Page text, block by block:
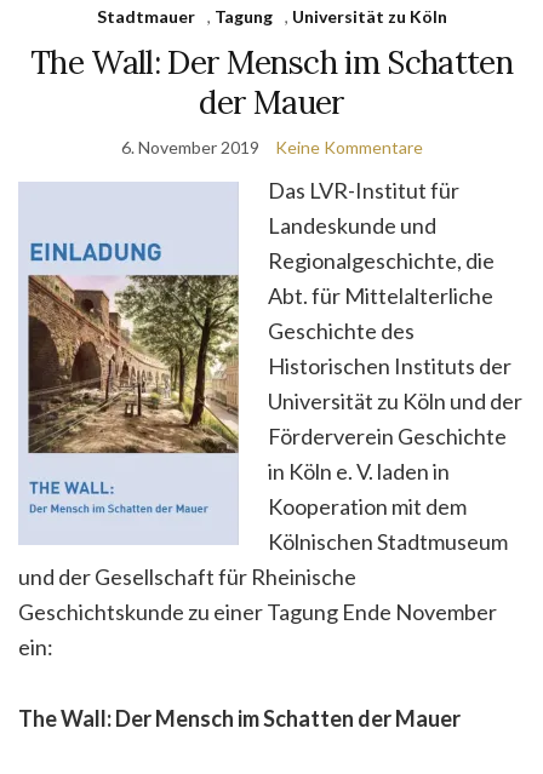
Stadtmauer
, Tagung , Universität zu Köln
The Wall: Der Mensch im Schatten
der Mauer
6. November 2019 Keine Kommentare
Das LVR-Institut für
Landeskunde und
Regionalgeschichte, die
Abt. für Mittelalterliche
Geschichte des
Historischen Instituts der
Universität zu Köln und der
Förderverein Geschichte
in Köln e. V. laden in
Kooperation mit dem
Kölnischen Stadtmuseum
und der Gesellschaft für Rheinische
Geschichtskunde zu einer Tagung Ende November
ein:
The Wall: Der Mensch im Schatten der Mauer